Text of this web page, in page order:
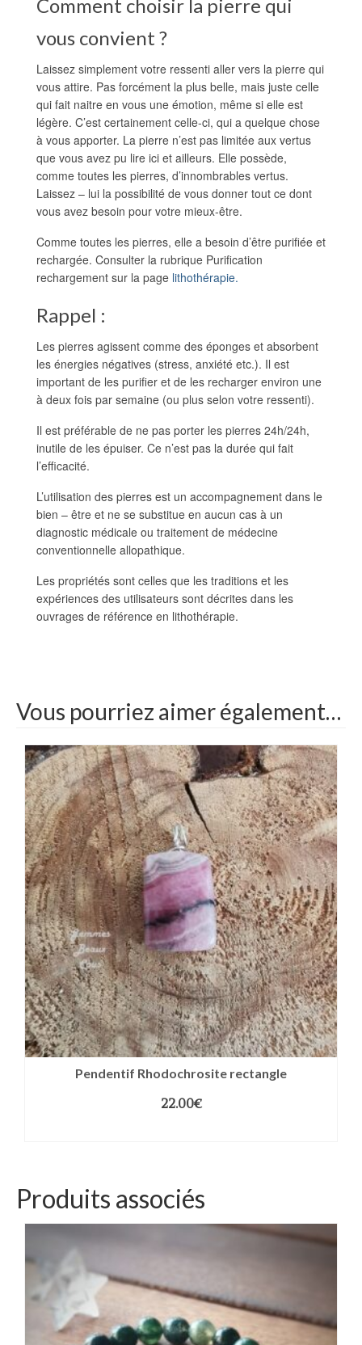
Comment choisir la pierre qui
vous convient ?
Laissez simplement votre ressenti aller vers la pierre qui
vous attire. Pas forcément la plus belle, mais juste celle
qui fait naitre en vous une émotion, même si elle est
légère. C’est certainement celle-ci, qui a quelque chose
à vous apporter. La pierre n’est pas limitée aux vertus
que vous avez pu lire ici et ailleurs. Elle possède,
comme toutes les pierres, d’innombrables vertus.
Laissez – lui la possibilité de vous donner tout ce dont
vous avez besoin pour votre mieux-être.
Comme toutes les pierres, elle a besoin d’être purifiée et
rechargée. Consulter la rubrique Purification
rechargement sur la page lithothérapie.
Rappel :
Les pierres agissent comme des éponges et absorbent
les énergies négatives (stress, anxiété etc.). Il est
important de les purifier et de les recharger environ une
à deux fois par semaine (ou plus selon votre ressenti).
Il est préférable de ne pas porter les pierres 24h/24h,
inutile de les épuiser. Ce n’est pas la durée qui fait
l’efficacité.
L’utilisation des pierres est un accompagnement dans le
bien – être et ne se substitue en aucun cas à un
diagnostic médicale ou traitement de médecine
conventionnelle allopathique.
Les propriétés sont celles que les traditions et les
expériences des utilisateurs sont décrites dans les
ouvrages de référence en lithothérapie.
Vous pourriez aimer également…
Pendentif Rhodochrosite rectangle
22.00€
Produits associés